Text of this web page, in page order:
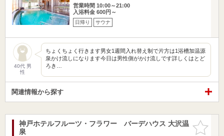
営業時間 10:00～21:00
入浴料金 600円～
日帰り サウナ
40代 男
性
ちょくちょく行きます男女1週間入れ替え制で片方は1浴槽加温源
泉かけ流しになります今日は男性側がかけ流しです詳しくはとど
ろき…
関連情報から探す
お気に入
りに追加
神戸ホテルフルーツ・フラワー バーデハウス 大沢温
泉